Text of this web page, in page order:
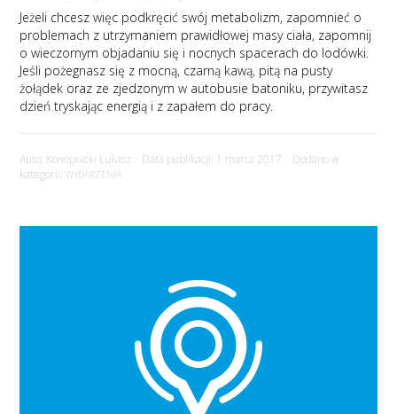
Jeżeli chcesz więc podkręcić swój metabolizm, zapomnieć o
problemach z utrzymaniem prawidłowej masy ciała, zapomnij
o wieczornym objadaniu się i nocnych spacerach do lodówki.
Jeśli pożegnasz się z mocną, czarną kawą, pitą na pusty
żołądek oraz ze zjedzonym w autobusie batoniku, przywitasz
dzień tryskając energią i z zapałem do pracy.
Auto: Konopnicki Łukasz Data publikacji: 1 marca 2017 Dodano w
kategorii:WYDARZENIA